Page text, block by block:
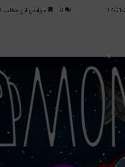
0 خواندن این مطلب 1 دقیقه زمان میبرد